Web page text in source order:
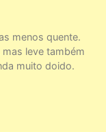
menos quente.
leve também
muito doido.